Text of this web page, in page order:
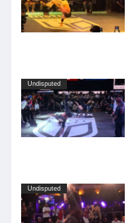
Undisputed
Undisputed